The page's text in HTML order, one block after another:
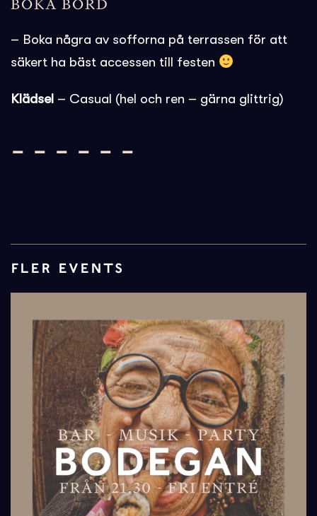
BOKA BORD
– Boka några av sofforna på terrassen för att
säkert ha bäst accessen till festen
Klädsel – Casual (hel och ren – gärna glittrig)
– – – – – –
FLER EVENTS